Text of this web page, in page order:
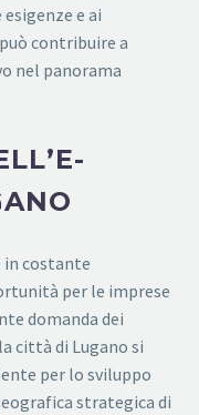
e ai
contribuire a
nel panorama
in costante
per le imprese
domanda dei
città di Lugano si
per lo sviluppo
strategica di